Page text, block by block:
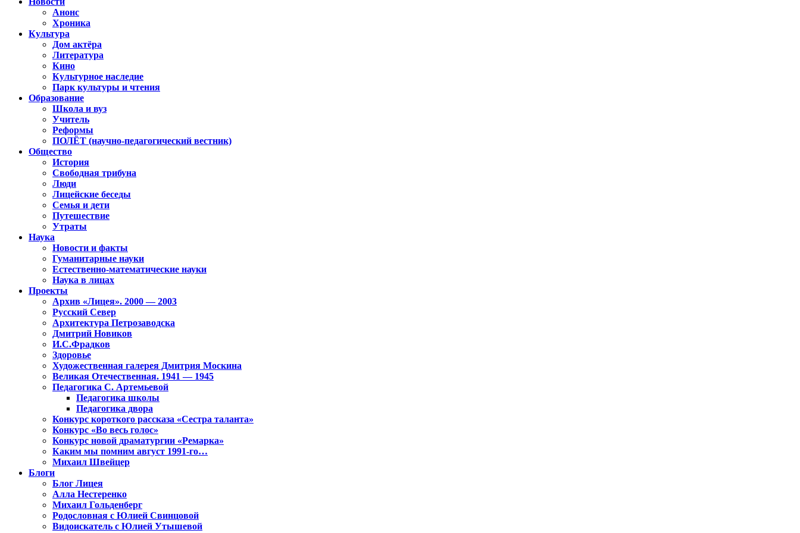
Анонс
Хроника
Культура
Дом актёра
Литература
Кино
Культурное наследие
Парк культуры и чтения
Образование
Школа и вуз
Учитель
Реформы
ПОЛЁТ (научно-педагогический вестник)
Общество
История
Свободная трибуна
Люди
Лицейские беседы
Семья и дети
Путешествие
Утраты
Наука
Новости и факты
Гуманитарные науки
Естественно-математические науки
Наука в лицах
Проекты
Архив «Лицея». 2000 — 2003
Русский Север
Архитектура Петрозаводска
Дмитрий Новиков
И.С.Фрадков
Здоровье
Художественная галерея Дмитрия Москина
Великая Отечественная. 1941 — 1945
Педагогика С. Артемьевой
Педагогика школы
Педагогика двора
Конкурс короткого рассказа «Сестра таланта»
Конкурс «Во весь голос»
Конкурс новой драматургии «Ремарка»
Каким мы помним август 1991-го…
Михаил Швейцер
Блоги
Блог Лицея
Алла Нестеренко
Михаил Гольденберг
Родословная с Юлией Свинцовой
Видоискатель с Юлией Утышевой